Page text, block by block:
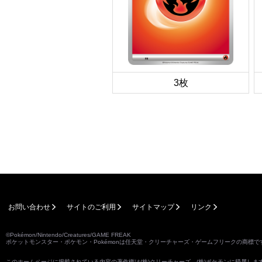
3枚
お問い合わせ サイトのご利用 サイトマップ リンク
©Pokémon/Nintendo/Creatures/GAME FREAK
ポケットモンスター・ポケモン・Pokémonは任天堂・クリーチャーズ・ゲームフリークの商標で